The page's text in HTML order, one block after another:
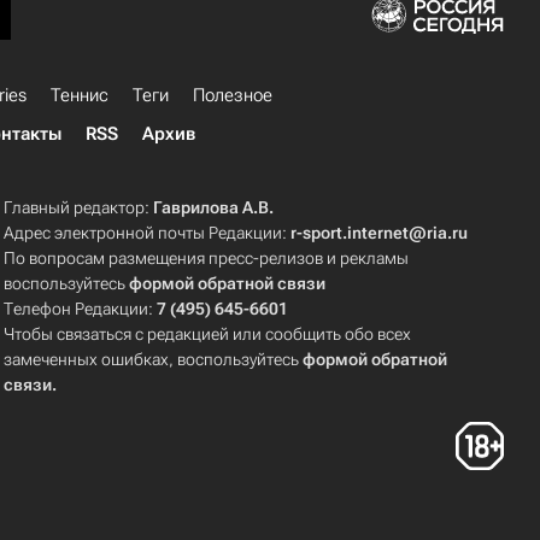
Теннис Теги
Полезное
RSS Архив
Главный редактор: Гаврилова А.В.
Адрес электронной почты Редакции: r-sport.internet@ria.ru
По вопросам размещения пресс-релизов и рекламы
воспользуйтесьформой обратной связи
Телефон Редакции:7 (495) 645-6601
Чтобы связаться с редакцией или сообщить обо всех
замеченных ошибках, воспользуйтесьформой обратной
связи.